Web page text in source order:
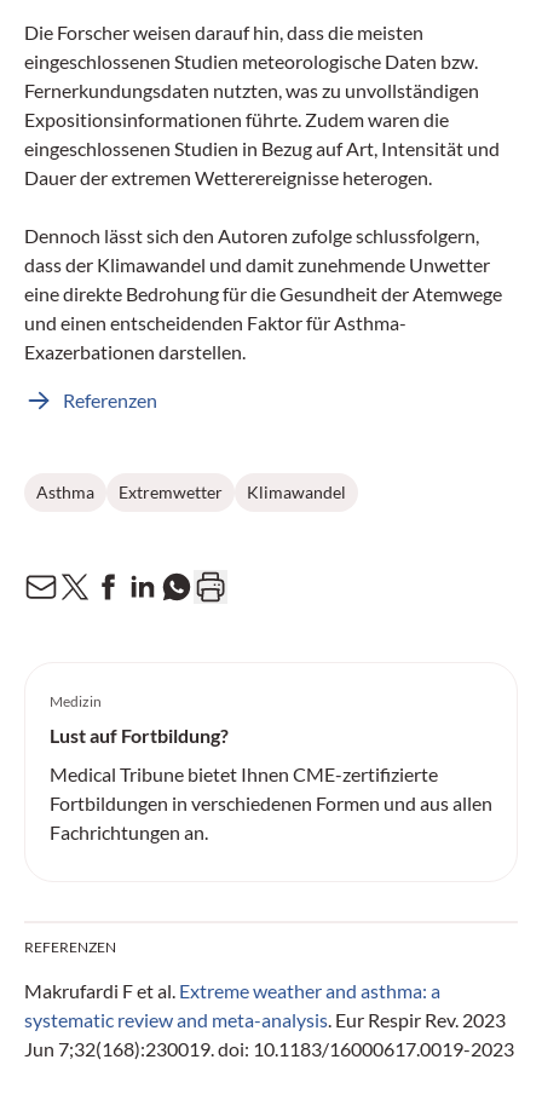
Die Forscher weisen darauf hin, dass die meisten
eingeschlossenen Studien meteorologische Daten bzw.
Fernerkundungsdaten nutzten, was zu unvollständigen
Expositionsinformationen führte. Zudem waren die
eingeschlossenen Studien in Bezug auf Art, Intensität und
Dauer der extremen Wetterereignisse heterogen.
Dennoch lässt sich den Autoren zufolge schlussfolgern,
dass der Klimawandel und damit zunehmende Unwetter
eine direkte Bedrohung für die Gesundheit der Atemwege
und einen entscheidenden Faktor für Asthma­-
Exazerbationen darstellen.
Referenzen
Asthma Extremwetter Klimawandel
Medizin
Lust auf Fortbildung?
Medical Tribune bietet Ihnen CME-zertifizierte
Fortbildungen in verschiedenen Formen und aus allen
Fachrichtungen an.
REFERENZEN
Makrufardi F et al. Extreme weather and asthma: a
systematic review and meta-analysis . Eur Respir Rev. 2023
Jun 7;32(168):230019. doi: 10.1183/16000617.0019-2023